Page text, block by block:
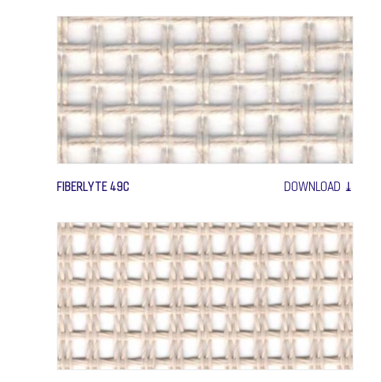
FIBERLYTE 49C DOWNLOAD ⤓